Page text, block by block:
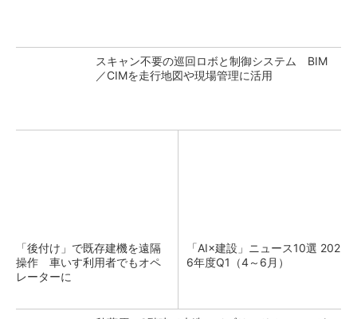
スキャン不要の巡回ロボと制御システム BIM
／CIMを走行地図や現場管理に活用
「後付け」で既存建機を遠隔
操作 車いす利用者でもオペ
レーターに
「AI×建設」ニュース10選 202
6年度Q1（4～6月）